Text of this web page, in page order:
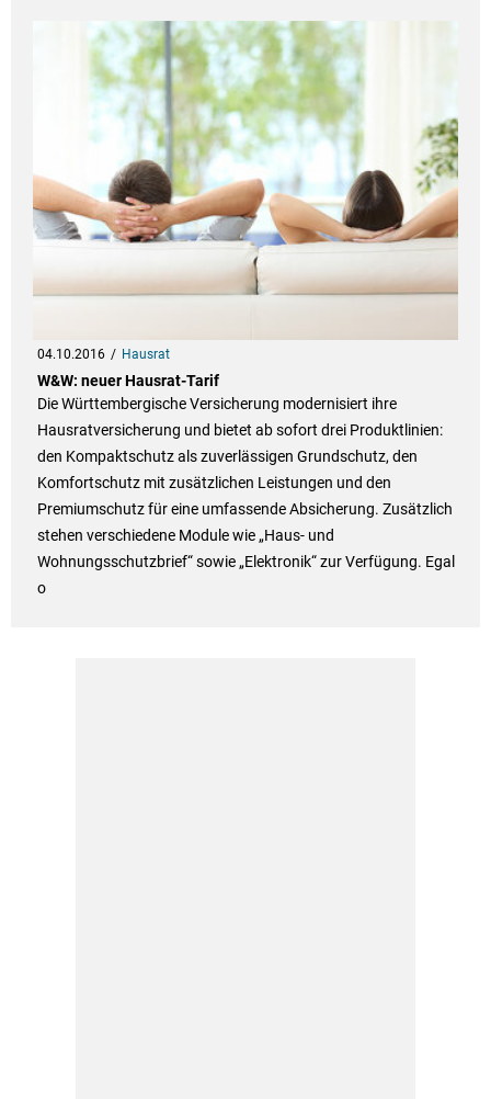
04.10.2016 Hausrat
W&W: neuer Hausrat-Tarif
Die Württembergische Versicherung modernisiert ihre
Hausratversicherung und bietet ab sofort drei Produktlinien:
den Kompaktschutz als zuverlässigen Grundschutz, den
Komfortschutz mit zusätzlichen Leistungen und den
Premiumschutz für eine umfassende Absicherung. Zusätzlich
stehen verschiedene Module wie „Haus- und
Wohnungsschutzbrief“ sowie „Elektronik“ zur Verfügung. Egal
o